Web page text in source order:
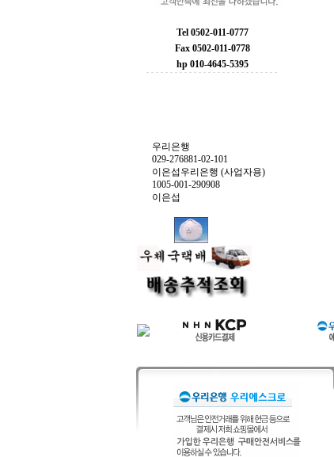
Tel 0502-011-0777
Fax 0502-011-0778
hp 010-4645-5395
우리은행
029-276881-02-101
이은섭우리은행 (사업자용)
1005-001-290908
이은섭